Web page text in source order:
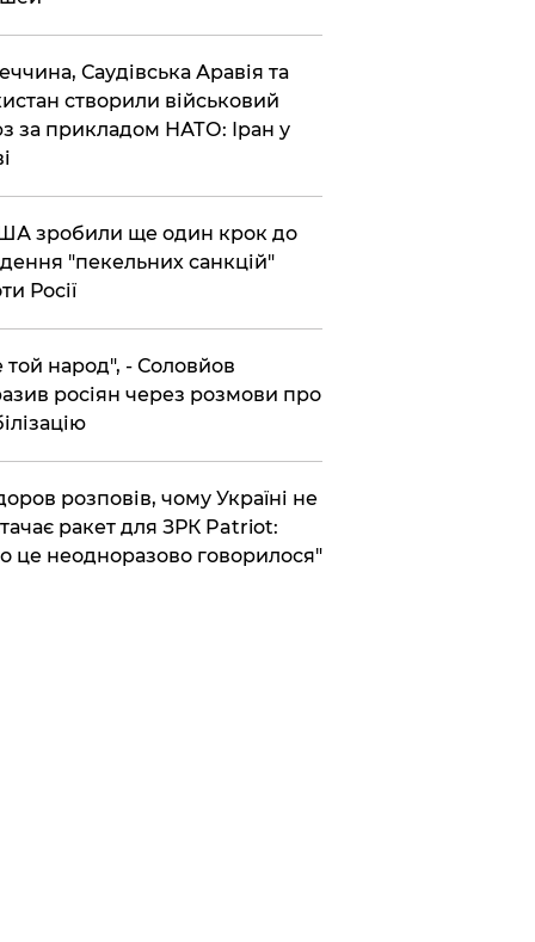
Саудівська Аравія та
створили військовий
за прикладом НАТО: Іран у
зробили ще один крок до
"пекельних санкцій"
Росії
той народ", - Соловйов
росіян через розмови про
розповів, чому Україні не
ракет для ЗРК Patriot:
це неодноразово говорилося"